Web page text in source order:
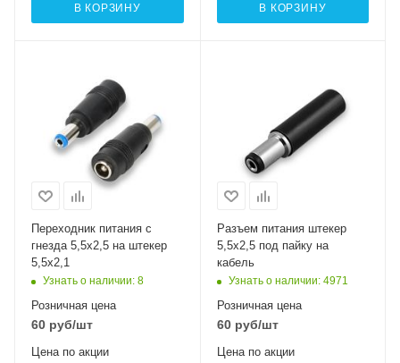
В КОРЗИНУ В КОРЗИНУ
Переходник питания с
гнезда 5,5х2,5 на штекер
5,5х2,1
Узнать о наличии: 8
Розничная цена
60 руб/шт
Цена по акции
Разъем питания штекер
5,5х2,5 под пайку на
кабель
Узнать о наличии: 4971
Розничная цена
60руб/шт
Цена по акции